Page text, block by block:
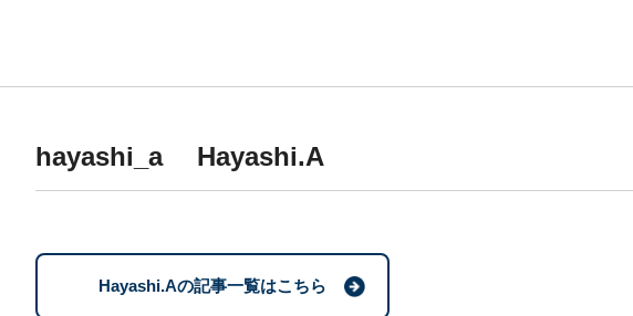
hayashi_a Hayashi.A
Hayashi.Aの記事一覧はこちら